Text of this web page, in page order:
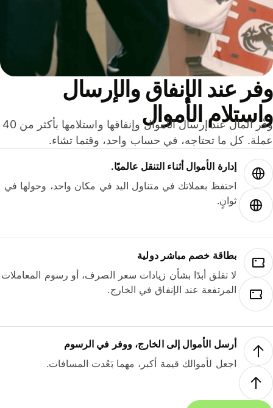
عند الإنفاق والإرسال
الأموال
وفّر المال عند إرسال الأموال وإنفاقها واستلامها بأكثر من 40
كل ما تحتاجه، في حساب واحد، وقتما تشاء.
إدارة الأموال أثناء التنقل عالميًا.
احتفظ بعملاتك في متناول اليد في مكان واحد، وحولها في
ثوانٍ.
بطاقة خصم مباشر دولية
لا تقلق أبدًا بشأن زيادات سعر الصرف، أو رسوم المعاملات
المرتفعة عند الإنفاق في الخارج.
أرسل الأموال إلى الخارج، ووفر في الرسوم
اجعل لأموالك قيمة أكبر، مهما بَعُدت المسافات.